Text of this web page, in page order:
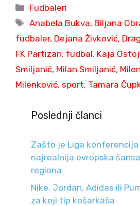
Categories
Fudbaleri
Tags
Anabela Bukva, Biljana
fudbaler, Dejana Živković,
FK Partizan, fudbal, Kaja
Smiljanić, Milan Smiljanić,
Milenković, sport, Tamara
Poslednji članci
Zašto je Liga
najrealnija evropska
regiona
Nike, Jordan, Adidas ili
za koji tip košarkaša